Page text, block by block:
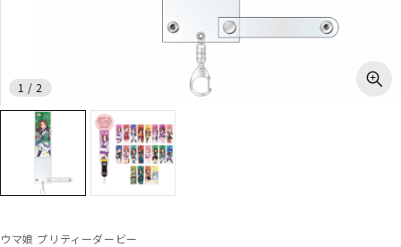
1 / 2
ウマ娘 プリティーダービー